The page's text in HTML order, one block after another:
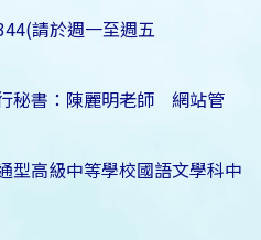
請於週一至週五
秘書：陳麗明老師 網站管
型高級中等學校國語文學科中